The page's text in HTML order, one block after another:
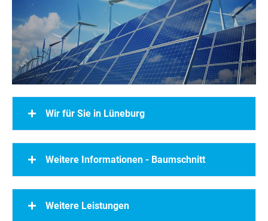
Wir für Sie in Lüneburg
Weitere Informationen - Baumschnitt
Weitere Leistungen